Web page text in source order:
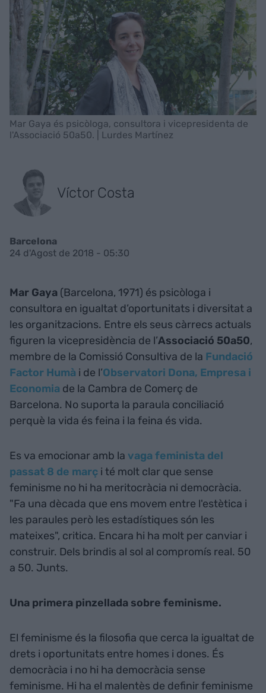
Mar Gaya és psicòloga, consultora i vicepresidenta de
l'Associació 50a50. | Lurdes Martínez
Víctor Costa
Barcelona
24 d'Agost de 2018 - 05:30
Mar Gaya (Barcelona, 1971) és psicòloga i
consultora en igualtat d’oportunitats i diversitat a
les organitzacions. Entre els seus càrrecs actuals
figuren la vicepresidència de l’Associació 50a50,
membre de la Comissió Consultiva de la Fundació
Factor Humà i de l’Observatori Dona, Empresa i
Economia de la Cambra de Comerç de
Barcelona. No suporta la paraula conciliació
perquè la vida és feina i la feina és vida.
Es va emocionar amb la vaga feminista del
passat 8 de març i té molt clar que sense
feminisme no hi ha meritocràcia ni democràcia.
"Fa una dècada que ens movem entre l'estètica i
les paraules però les estadístiques són les
mateixes", critica. Encara hi ha molt per canviar i
construir. Dels brindis al sol al compromís real. 50
a 50. Junts.
Una primera pinzellada sobre feminisme.
El feminisme és la filosofia que cerca la igualtat de
drets i oportunitats entre homes i dones. És
democràcia i no hi ha democràcia sense
feminisme. Hi ha el malentès de definir feminisme